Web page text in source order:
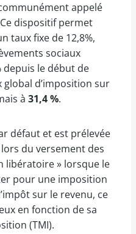
appelé
dispositif permet
taux fixe de 12,8%,
sociaux
depuis le début de
global d’imposition sur
à 31,4 %.
défaut et est prélevée
du versement des
libératoire » lorsque le
pour une imposition
sur le revenu, ce
en fonction de sa
(TMI).